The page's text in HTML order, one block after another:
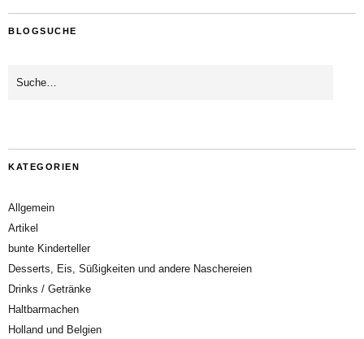
BLOGSUCHE
KATEGORIEN
Allgemein
Artikel
bunte Kinderteller
Desserts, Eis, Süßigkeiten und andere Naschereien
Drinks / Getränke
Haltbarmachen
Holland und Belgien